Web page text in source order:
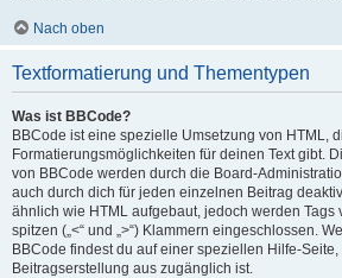
Nach oben
Textformatierung und Thementypen
Was ist BBCode?
BBCode ist eine spezielle Umsetzung von HTML,
Formatierungsmöglichkeiten für deinen Text gibt.
von BBCode werden durch die Board-
auch durch dich für jeden einzelnen Beitrag
ähnlich wie HTML aufgebaut, jedoch werden Tags
spitzen („<“ und „>“) Klammern eingeschlossen.
BBCode findest du auf einer speziellen Hilfe-
Beitragserstellung aus zugänglich ist.